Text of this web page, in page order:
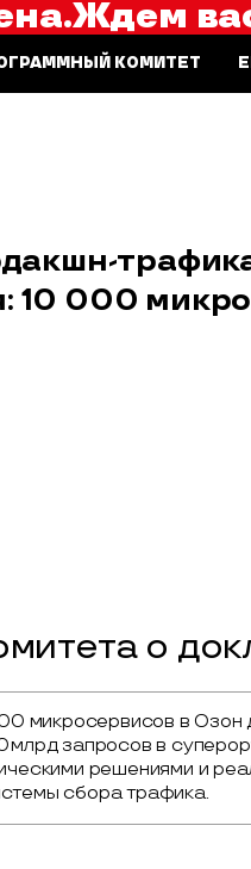
Ждем
КОМИТЕТ
10 000
о
микросервисов в Озон
млрд запросов в
решениями и
сбора трафика.